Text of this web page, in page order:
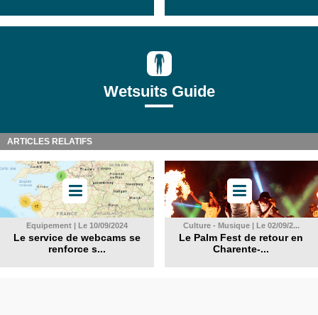
Wetsuits Guide
ARTICLES RELATIFS
Equipement | Le 10/09/2024
Le service de webcams se
renforce s...
Culture - Musique | Le 02/09/2...
Le Palm Fest de retour en
Charente-...